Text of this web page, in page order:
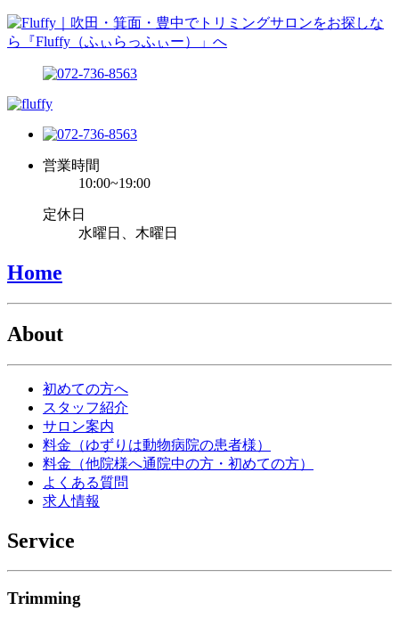
営業時間
10:00~19:00
定休日
水曜日、木曜日
Home
About
初めての方へ
スタッフ紹介
サロン案内
料金（ゆずりは動物病院の患者様）
料金（他院様へ通院中の方・初めての方）
よくある質問
求人情報
Service
Trimming